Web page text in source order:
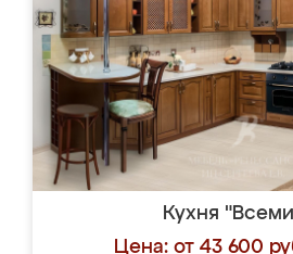
Кухня
Цена: от 43 600